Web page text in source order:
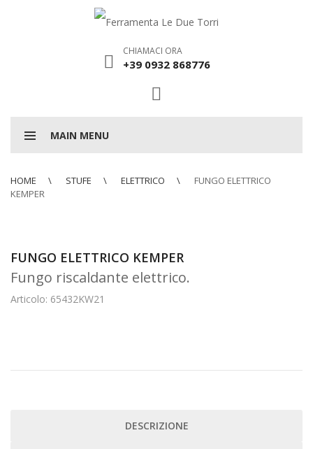
CHIAMACI ORA
+39 0932 868776
MAIN MENU
HOME STUFE ELETTRICO
FUNGO ELETTRICO
KEMPER
FUNGO ELETTRICO KEMPER
Fungo riscaldante elettrico.
Articolo: 65432KW21
DESCRIZIONE